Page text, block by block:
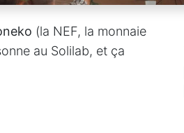
(la NEF, la monnaie
au Solilab, et ça